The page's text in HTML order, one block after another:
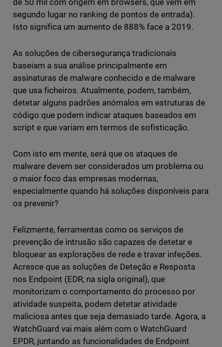
de 50 mil com origem em browsers, que vêm em
segundo lugar no ranking de pontos de entrada).
Isto significa um aumento de 888% face a 2019.
As soluções de cibersegurança tradicionais
baseiam a sua análise principalmente em
assinaturas de malware conhecido e de malware
que usa ficheiros. Atualmente, podem, também,
detetar alguns padrões anómalos em estruturas de
código que podem indicar ataques baseados em
script e que variam em termos de sofisticação.
Com isto em mente, será que os ataques de
malware devem ser considerados um problema ou
o maior foco das empresas modernas,
especialmente quando há soluções disponíveis para
os prevenir?
Felizmente, ferramentas como os serviços de
prevenção de intrusão são capazes de detetar e
bloquear as explorações de rede e travar infeções.
Acresce que as soluções de Deteção e Resposta
nos Endpoint (EDR, na sigla original), que
monitorizam o comportamento do processo por
atividade suspeita, podem detetar atividade
maliciosa antes que seja demasiado tarde. Agora, a
WatchGuard vai mais além com o WatchGuard
EPDR, juntando as funcionalidades de Endpoint